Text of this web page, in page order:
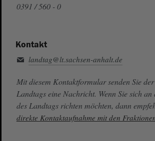
0391 / 560 - 0
Kontakt
landtag@lt.sachsen-anhalt.de
Mit diesem Kontaktformular senden Sie
Landtags eine Nachricht. Wenn Sie sich
des Landtags richten möchten, dann
direkte Kontaktaufnahme mit den